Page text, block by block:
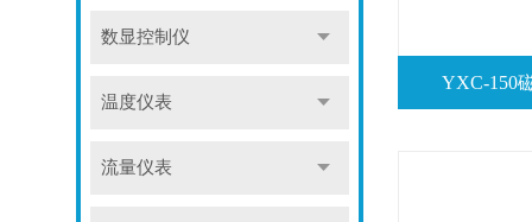
数显控制仪
温度仪表
流量仪表
YXC-150